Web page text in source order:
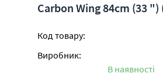
Carbon Wing 84cm (33 ")
Код товару:
Виробник:
В наявності